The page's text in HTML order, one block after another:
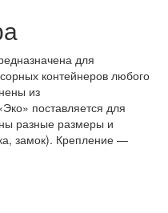
для
контейнеров любого
из
поставляется для
разные размеры и
замок). Крепление —